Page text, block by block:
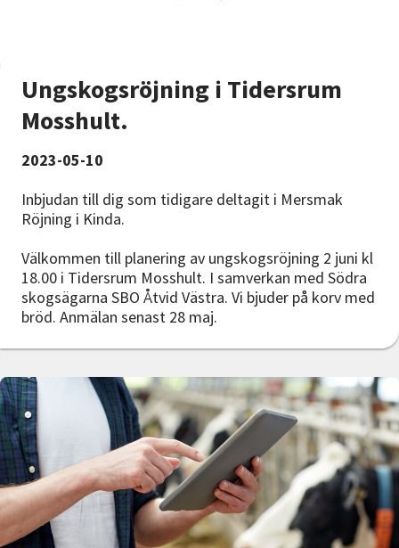
Ungskogsröjning i Tidersrum
Mosshult.
2023-05-10
Inbjudan till dig som tidigare deltagit i Mersmak
Röjning i Kinda.
Välkommen till planering av ungskogsröjning 2 juni kl
18.00 i Tidersrum Mosshult. I samverkan med Södra
skogsägarna SBO Åtvid Västra. Vi bjuder på korv med
bröd. Anmälan senast 28 maj.